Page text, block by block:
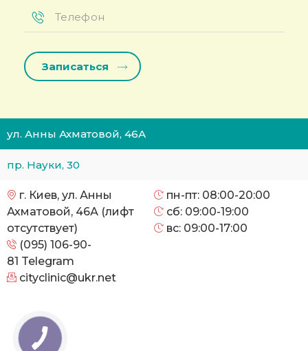
ул. Анны Ахматовой, 46А
г. Киев, ул. Анны
Ахматовой, 46А (лифт
отсутствует)
(095) 106-90-
81 Telegram
cityclinic@ukr.net
пн-пт: 08:00-20:00
сб: 09:00-19:00
вс: 09:00-17:00
пр. Науки, 30